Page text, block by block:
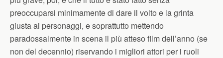
preoccuparsi minimamente di dare il volto e la grinta
giusta ai personaggi, e soprattutto mettendo
paradossalmente in scena il più atteso film dell’anno (se
non del decennio) riservando i migliori attori per i ruoli